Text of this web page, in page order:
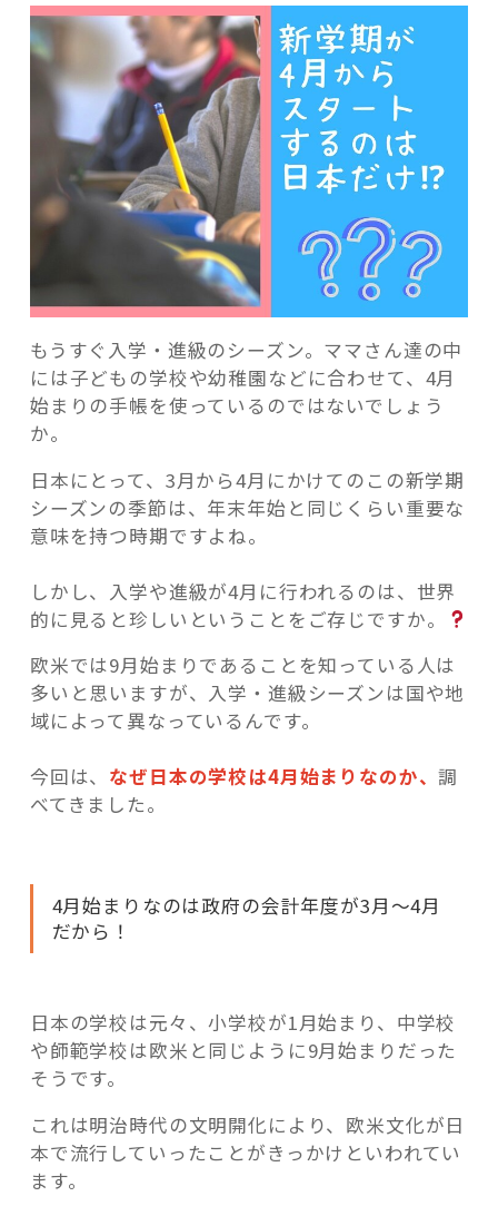
記事検索
もうすぐ入学・進級のシーズン。ママさん達の中
には子どもの学校や幼稚園などに合わせて、4月
始まりの手帳を使っているのではないでしょう
か。
日本にとって、3月から4月にかけてのこの新学期
シーズンの季節は、年末年始と同じくらい重要な
意味を持つ時期ですよね。
しかし、入学や進級が4月に行われるのは、世界
的に見ると珍しいということをご存じですか。
欧米では9月始まりであることを知っている人は
多いと思いますが、入学・進級シーズンは国や地
域によって異なっているんです。
今回は、 なぜ日本の学校は4月始まりなのか、調
べてきました。
4月始まりなのは政府の会計年度が3月～4月
だから！
日本の学校は元々、小学校が1月始まり、中学校
や師範学校は欧米と同じように9月始まりだった
そうです。
これは明治時代の文明開化により、欧米文化が日
本で流行していったことがきっかけといわれてい
ます。